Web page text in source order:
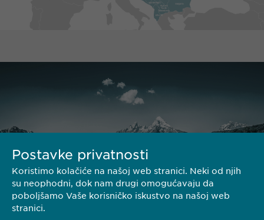
Postavke privatnosti
Koristimo kolačiće na našoj web stranici. Neki od njih
su neophodni, dok nam drugi omogućavaju da
poboljšamo Vaše korisničko iskustvo na našoj web
stranici.